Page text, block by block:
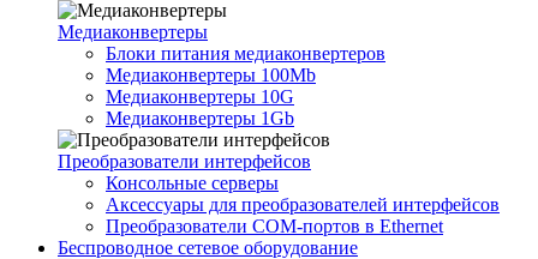
Медиаконвертеры
Блоки питания медиаконвертеров
Медиаконвертеры 100Mb
Медиаконвертеры 10G
Медиаконвертеры 1Gb
Преобразователи интерфейсов
Консольные серверы
Аксессуары для преобразователей интерфейсов
Преобразователи COM-портов в Ethernet
Беспроводное сетевое оборудование